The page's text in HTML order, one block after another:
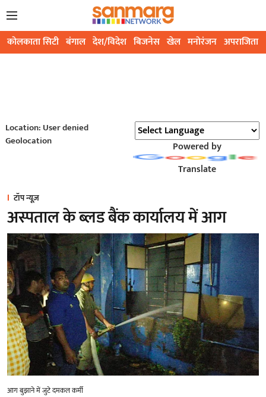
कोलकाता सिटी बंगाल देश/विदेश बिजनेस खेल मनोरंजन अपराजिता
Location: User denied
Geolocation
Powered by
Translate
टॉप न्यूज़
अस्पताल के ब्लड बैंक कार्यालय में आग
आग बुझाने में जुटे दमकल कर्मी